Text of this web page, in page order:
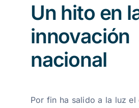
Un hito en
innovación
nacional
Por fin ha salido a la luz el